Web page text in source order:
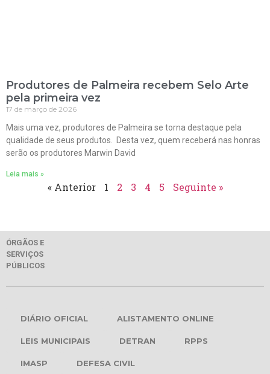
Produtores de Palmeira recebem Selo Arte
pela primeira vez
17 de março de 2026
Mais uma vez, produtores de Palmeira se torna destaque pela
qualidade de seus produtos. Desta vez, quem receberá nas honras
serão os produtores Marwin David
Leia mais »
« Anterior 1 2 3 4 5 Seguinte »
ÓRGÃOS E
SERVIÇOS
PÚBLICOS
DIÁRIO OFICIAL ALISTAMENTO ONLINE
LEIS MUNICIPAIS DETRAN RPPS
IMASP DEFESA CIVIL